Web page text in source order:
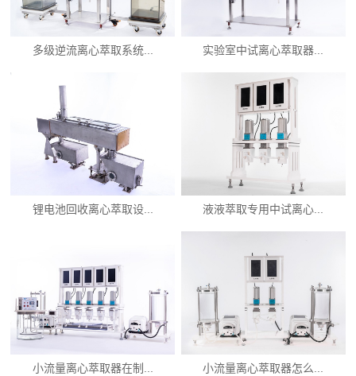
多级逆流离心萃取系统... 实验室中试离心萃取器...
锂电池回收离心萃取设... 液液萃取专用中试离心...
小流量离心萃取器在制... 小流量离心萃取器怎么...